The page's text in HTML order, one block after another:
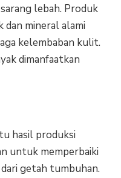
lebah. Produk
dan mineral alami
kelembaban kulit.
dimanfaatkan
hasil produksi
untuk memperbaiki
getah tumbuhan.